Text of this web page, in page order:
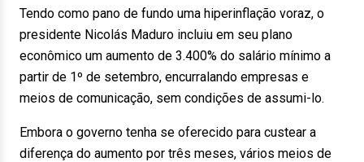
Tendo como pano de fundo uma hiperinflação voraz, o
presidente Nicolás Maduro incluiu em seu plano
econômico um aumento de 3.400% do salário mínimo a
partir de 1º de setembro, encurralando empresas e
meios de comunicação, sem condições de assumi-lo.
Embora o governo tenha se oferecido para custear a
diferença do aumento por três meses, vários meios de